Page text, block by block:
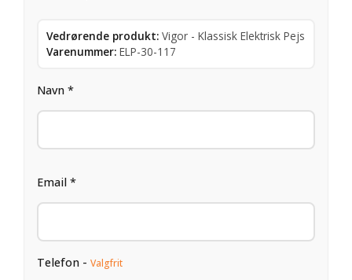
Vedrørende produkt: Vigor - Klassisk Elektrisk Pejs
Varenummer: ELP-30-117
Navn *
Email *
Telefon - Valgfrit